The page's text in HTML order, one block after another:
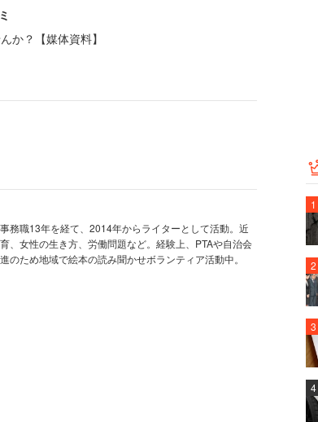
聞かれますが社割がある訳でもサンプ
か情報はきませんし、日々入れ替わり
になる客がいるというから悩ましい。
もしれないが、女性は「百均の商品く
のだろうと思いながら接客してます」
か？【媒体資料】
務職13年を経て、2014年からライターとして活動。近
、女性の生き方、労働問題など。経験上、PTAや自治会
ため地域で絵本の読み聞かせボランティア活動中。